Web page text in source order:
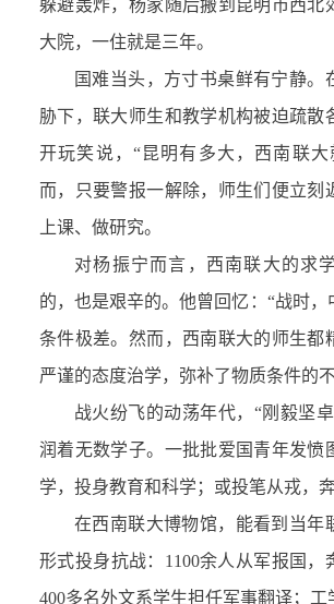
躲避轰炸，杨家随后搬到昆明市西北
大院，一住就是三年。
国难当头，方寸书桌鲜有宁静。
胁下，联大师生和教学机构被迫疏散
开玩笑说，“昆明有多大，西南联大
而，只要警报一解除，师生们便立刻
上课、做研究。
对杨振宁而言，西南联大的求
的，也是艰辛的。他曾回忆：“战时，
条件极差。然而，西南联大的师生都
严谨的态度治学，弥补了物质条件的
战火纷飞的动荡年代，“刚毅坚
润着无数学子。一批批爱国青年发愤
学，投身教育和科学；或投笔从戎，
在西南联大博物馆，能看到当年
形式投身抗战：1100余人从军报国，
400多名外文系学生担任军事翻译；工